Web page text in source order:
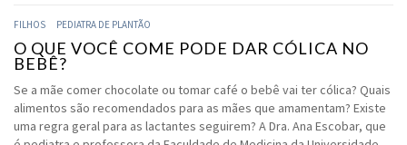
FILHOS PEDIATRA DE PLANTÃO
O QUE VOCÊ COME PODE DAR CÓLICA NO
BEBÊ?
Se a mãe comer chocolate ou tomar café o bebê vai ter cólica? Quais
alimentos são recomendados para as mães que amamentam? Existe
uma regra geral para as lactantes seguirem? A Dra. Ana Escobar, que